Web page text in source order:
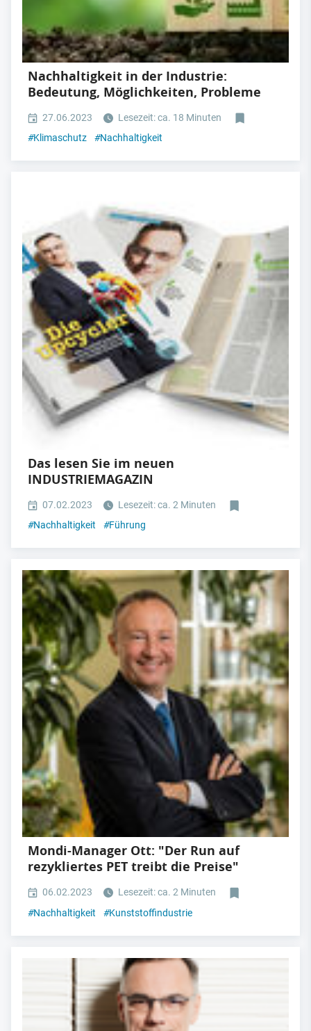
Nachhaltigkeit in der Industrie:
Bedeutung, Möglichkeiten, Probleme
27.06.2023
Lesezeit: ca. 18 Minuten
#Klimaschutz #Nachhaltigkeit
Das lesen Sie im neuen
INDUSTRIEMAGAZIN
07.02.2023
Lesezeit: ca. 2 Minuten
#Nachhaltigkeit #Führung
Mondi-Manager Ott: "Der Run auf
rezykliertes PET treibt die Preise"
06.02.2023
Lesezeit: ca. 2 Minuten
#Nachhaltigkeit #Kunststoffindustrie